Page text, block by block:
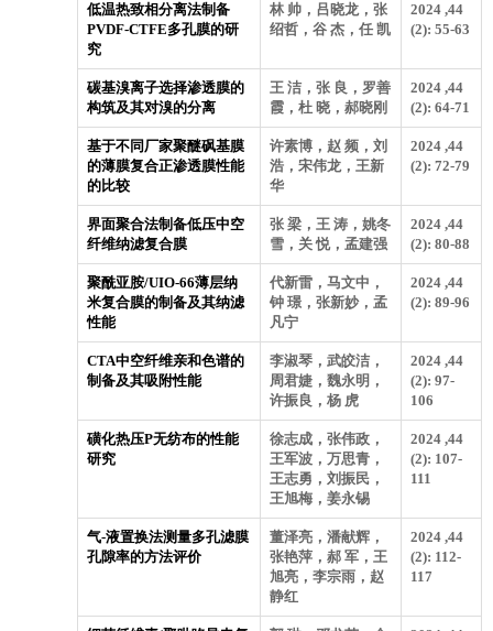
低温热致相分离法制备
PVDF-CTFE多孔膜的研
究
林 帅，吕晓龙，张
绍哲，谷 杰，任 凯
2024 ,44
(2): 55-63
碳基溴离子选择渗透膜的
构筑及其对溴的分离
王 洁，张 良，罗善
霞，杜 晓，郝晓刚
2024 ,44
(2): 64-71
基于不同厂家聚醚砜基膜
的薄膜复合正渗透膜性能
的比较
许素博，赵 频，刘
浩，宋伟龙，王新
华
2024 ,44
(2): 72-79
界面聚合法制备低压中空
纤维纳滤复合膜
张 梁，王 涛，姚冬
雪，关 悦，孟建强
2024 ,44
(2): 80-88
聚酰亚胺/UIO-66薄层纳
米复合膜的制备及其纳滤
性能
代新雷，马文中，
钟 璟，张新妙，孟
凡宁
2024 ,44
(2): 89-96
CTA中空纤维亲和色谱的
制备及其吸附性能
李淑琴，武皎洁，
周君婕，魏永明，
许振良，杨 虎
2024 ,44
(2): 97-
106
磺化热压P无纺布的性能
研究
徐志成，张伟政，
王军波，万思青，
王志勇，刘振民，
王旭梅，姜永锡
2024 ,44
(2): 107-
111
气-液置换法测量多孔滤膜
孔隙率的方法评价
董泽亮，潘献辉，
张艳萍，郝 军，王
旭亮，李宗雨，赵
静红
2024 ,44
(2): 112-
117